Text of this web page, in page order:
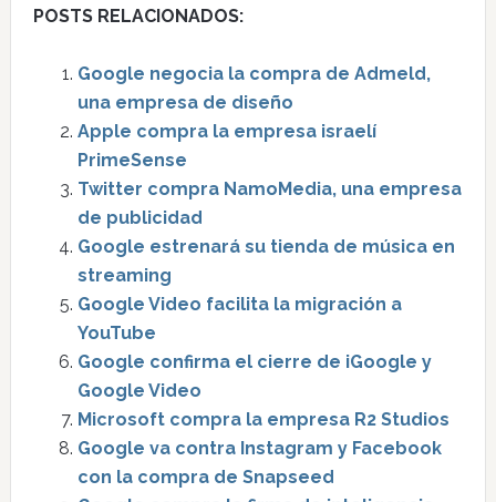
POSTS RELACIONADOS:
Google negocia la compra de Admeld,
una empresa de diseño
Apple compra la empresa israelí
PrimeSense
Twitter compra NamoMedia, una empresa
de publicidad
Google estrenará su tienda de música en
streaming
Google Video facilita la migración a
YouTube
Google confirma el cierre de iGoogle y
Google Video
Microsoft compra la empresa R2 Studios
Google va contra Instagram y Facebook
con la compra de Snapseed